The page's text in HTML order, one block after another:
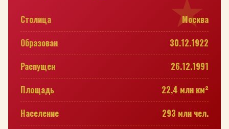
Столица
Москва
Образован
30.12.1922
Распущен
26.12.1991
Площадь
22,4 млн км²
Население
293 млн чел.